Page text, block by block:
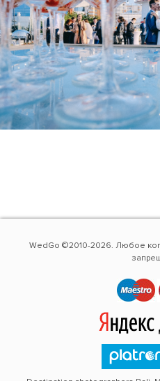
WedGo ©2010-2026. Любое